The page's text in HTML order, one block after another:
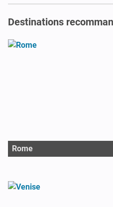
Destinations
Rome